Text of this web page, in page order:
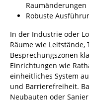
Raumänderungen
Robuste
In der Industrie oder
Räume wie
Besprechungszonen
Einrichtungen wie
einheitliches System
und Barrierefreiheit.
Neubauten oder